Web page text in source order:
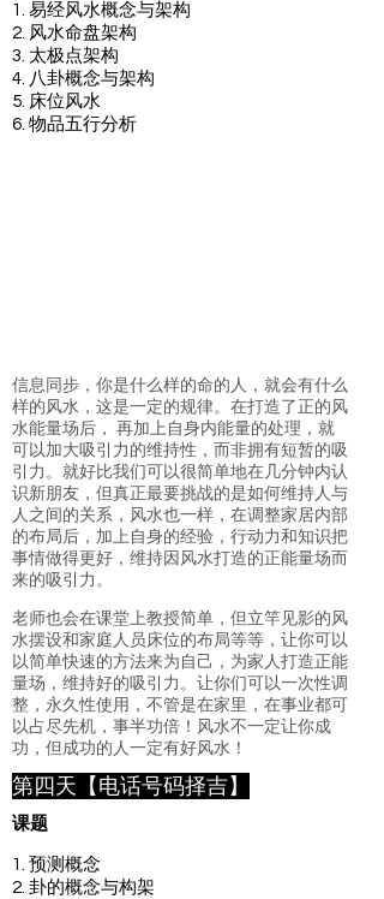
1. 易经风水概念与架构
2. 风水命盘架构
3. 太极点架构
4. 八卦概念与架构
5. 床位风水
6. 物品五行分析
信息同步，你是什么样的命的人，就会有什么
样的风水，这是一定的规律。在打造了正的风
水能量场后， 再加上自身内能量的处理，就
可以加大吸引力的维持性，而非拥有短暂的吸
引力。就好比我们可以很简单地在几分钟内认
识新朋友，但真正最要挑战的是如何维持人与
人之间的关系，风水也一样，在调整家居内部
的布局后，加上自身的经验，行动力和知识把
事情做得更好，维持因风水打造的正能量场而
来的吸引力。
老师也会在课堂上教授简单，但立竿见影的风
水摆设和家庭人员床位的布局等等，让你可以
以简单快速的方法来为自己，为家人打造正能
量场，维持好的吸引力。让你们可以一次性调
整，永久性使用，不管是在家里，在事业都可
以占尽先机，事半功倍！风水不一定让你成
功，但成功的人一定有好风水！
第四天【电话号码择吉】
课题
1. 预测概念
2. 卦的概念与构架